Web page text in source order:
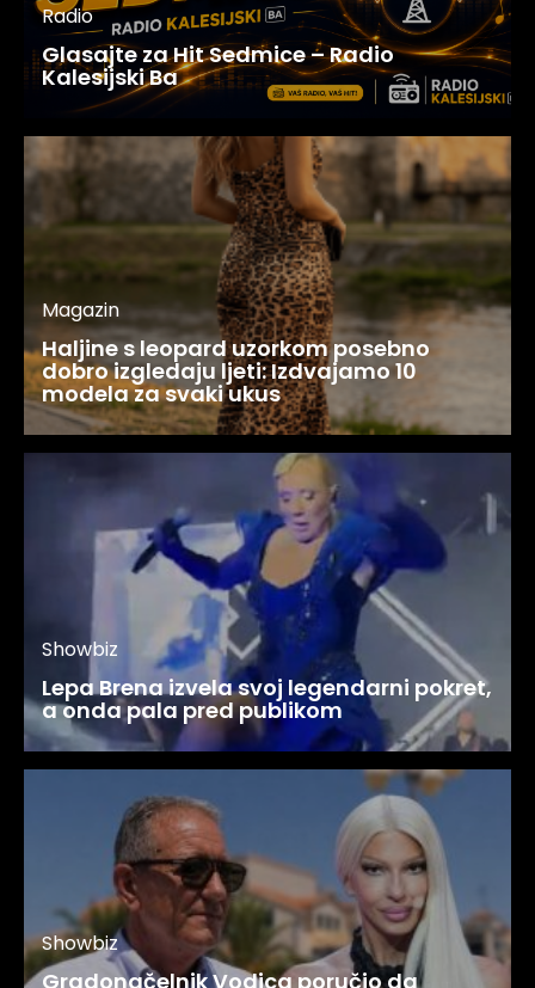
Radio
Glasajte za Hit Sedmice – Radio
Kalesijski Ba
Magazin
Haljine s leopard uzorkom posebno
dobro izgledaju ljeti: Izdvajamo 10
modela za svaki ukus
Showbiz
Lepa Brena izvela svoj legendarni pokret,
a onda pala pred publikom
Showbiz
Gradonačelnik Vodica poručio da